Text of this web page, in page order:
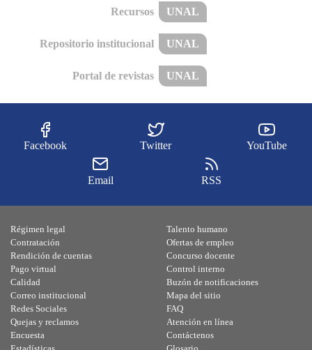
Recursos UNAL
Repositorio institucional UNAL
Portal de revistas UNAL
Facebook Twitter YouTube
Email RSS
Régimen legal
Contratación
Rendición de cuentas
Pago virtual
Calidad
Talento humano
Ofertas de empleo
Concurso docente
Control interno
Buzón de notificaciones
Correo institucional
Redes Sociales
Quejas y reclamos
Encuesta
Mapa del sitio
FAQ
Atención en línea
Contáctenos